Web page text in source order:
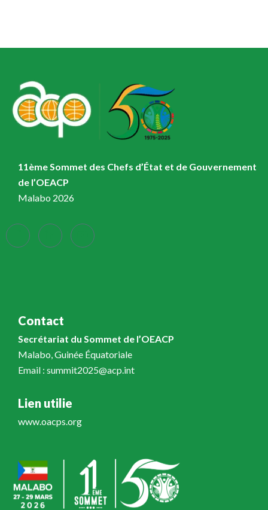
11ème Sommet des Chefs d’État et de Gouvernement
de l’OEACP
Malabo 2026
Contact
Secrétariat du Sommet de l’OEACP
Malabo, Guinée Équatoriale
Email : summit2025@acp.int
Lien utilie
www.oacps.org